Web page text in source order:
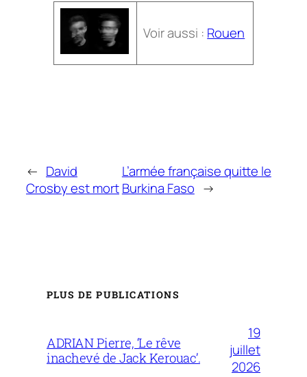
Voir aussi : Rouen
← David
Crosby est mort
L’armée française quitte le
Burkina Faso →
PLUS DE PUBLICATIONS
ADRIAN Pierre, ‘Le rêve
inachevé de Jack Kerouac’.
19
juillet
2026